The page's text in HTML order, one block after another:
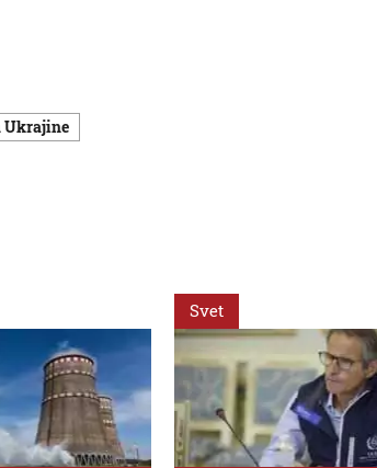
Ukrajine
Svet